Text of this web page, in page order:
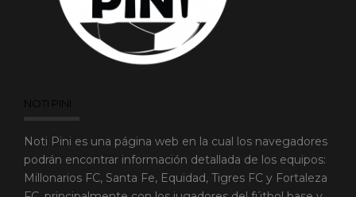
NOTI PINI
Noti Pini es una página web en la cual los navegadores
podrán encontrar información detallada de los equipos:
Millonarios FC, Santa Fe, Equidad, Tigres FC y Fortaleza